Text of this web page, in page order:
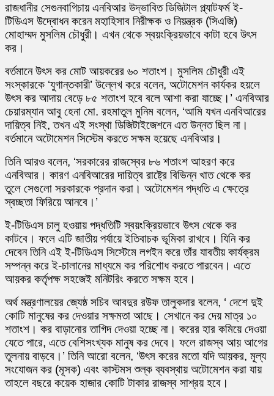
রাজধানীর সেগুনবাগিচায় এনবিআর উদ্ভাবিত ডিজিটাল প্ল্যাটফর্ম ই-
টিডিএস উদ্বোধন করেন মহাহিসাব নিরীক্ষক ও নিয়ন্ত্রক (সিএজি)
মোহাম্মদ মুসলিম চৌধুরী। এখন থেকে স্বয়ংক্রিয়ভাবে কাটা হবে উৎস
কর।
বর্তমানে উৎস কর মোট আয়করের ৬০ শতাংশ। মুসলিম চৌধুরী এই
সংস্কারকে ‘যুগান্তকারী’ উল্লেখ করে বলেন, অটোমেশন কার্যকর হয়লে
উৎস কর আদায় বেড়ে ৮৫ শতাংশ হবে বলে আশা করা যাচ্ছে।’ এনবিআর
চেয়ারম্যান আবু হেনা মো. রহমাতুল মুনিম বলেন, ‘আমি যখন এনবিআরের
দায়িত্ব নিই, তখন এই সংস্থা ডিজিটাইজেশনে এত উন্নত ছিল না।
বর্তমানে অটোমেশন সিস্টেম করতে সক্ষম হয়েছে এনবিআর।
তিনি আরও বলেন, ‘সরকারের রাজস্বের ৮৬ শতাংশ আহরণ করে
এনবিআর। কারণ এনবিআরের দায়িত্ব রাষ্ট্রে বিভিন্ন খাত থেকে কর
তুলে সেগুলো সরকারকে প্রদান করা। অটোমেশন পদ্ধতি এ ক্ষেত্রে
স্বচ্ছতা ফিরিয়ে আনবে।’
ই-টিডিএস চালু হওয়ায় পদ্ধতিটি স্বয়ংক্রিয়ভাবে উৎস থেকে কর
কাটবে। ফলে এটি জাতীয় পর্যায়ে ইতিবাচক ভূমিকা রাখবে। যিনি কর
দেবেন তিনি এই ই-টিডিএস সিস্টেমে লগইন করে তাঁর যাবতীয় কার্যক্রম
সম্পন্ন করে ই-চালানের মাধ্যমে কর পরিশোধ করতে পারবেন। এতে
আয়কর কর্তৃপক্ষ সহজেই মনিটরিং করতে সক্ষম হবে।
অর্থ মন্ত্রণালয়ের জ্যেষ্ঠ সচিব আবদুর রউফ তালুকদার বলেন, ‘ দেশে দুই
কোটি মানুষের কর দেওয়ার সক্ষমতা আছে। সেখানে কর দেয় মাত্র ১০
শতাংশ। কর বাড়ানোর তাগিদ দেওয়া হচ্ছে না। করের হার কমিয়ে দেওয়া
যেতে পারে, এতে বেশিসংখ্যক মানুষ কর দেবে। ফলে রাজস্ব আয় আগের
তুলনায় বাড়বে।’ তিনি আরো বলেন, ‘উৎস করের মতো যদি আয়কর, মূল্য
সংযোজন কর (মূসক) এবং কাস্টমস শুল্ক ব্যবস্থায় অটোমেশন করা যায়
তাহলে বছরে কয়েক হাজার কোটি টাকার রাজস্ব সাশ্রয় হবে।